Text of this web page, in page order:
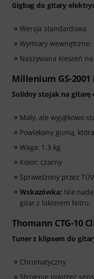
Gigbag do gitary
Wersja standardowa
Wymiary wewnętrzne:
Naszywana kieszeń
Millenium GS-2001
Solidny stojak na gitarę
Mały, ale wyjątkowo
Powlekany gumą,
Waga: 1,3 kg
Kolor: czarny
Sprawdzony przez
Wskazówka: Nie
gitar z lakierem Nitro.
Thomann CTG-10
Tuner z klipsem do
Chromatyczny
Strojenie poprzez